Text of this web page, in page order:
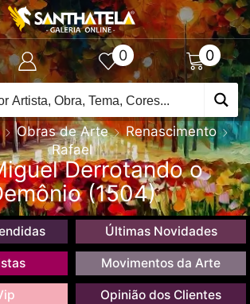
0 0
Obras de Arte
Renascimento
Rafael
Derrotando o
(1504)
Últimas Novidades
Movimentos da Arte
Opinião dos Clientes